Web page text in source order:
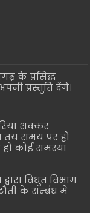
के प्रसिद्ध
प्रस्तुति देंगे।
शक्कर
तय समय पर हो
कोई समस्या
विधुत विभाग
के सम्बंध में